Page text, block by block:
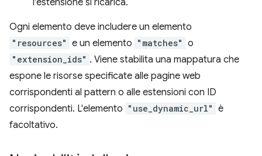
l'estensione si ricarica.
Ogni elemento deve includere un elemento
"resources" e un elemento "matches" o
"extension_ids" . Viene stabilita una mappatura che
espone le risorse specificate alle pagine web
corrispondenti al pattern o alle estensioni con ID
corrispondenti. L'elemento "use_dynamic_url" è
facoltativo.